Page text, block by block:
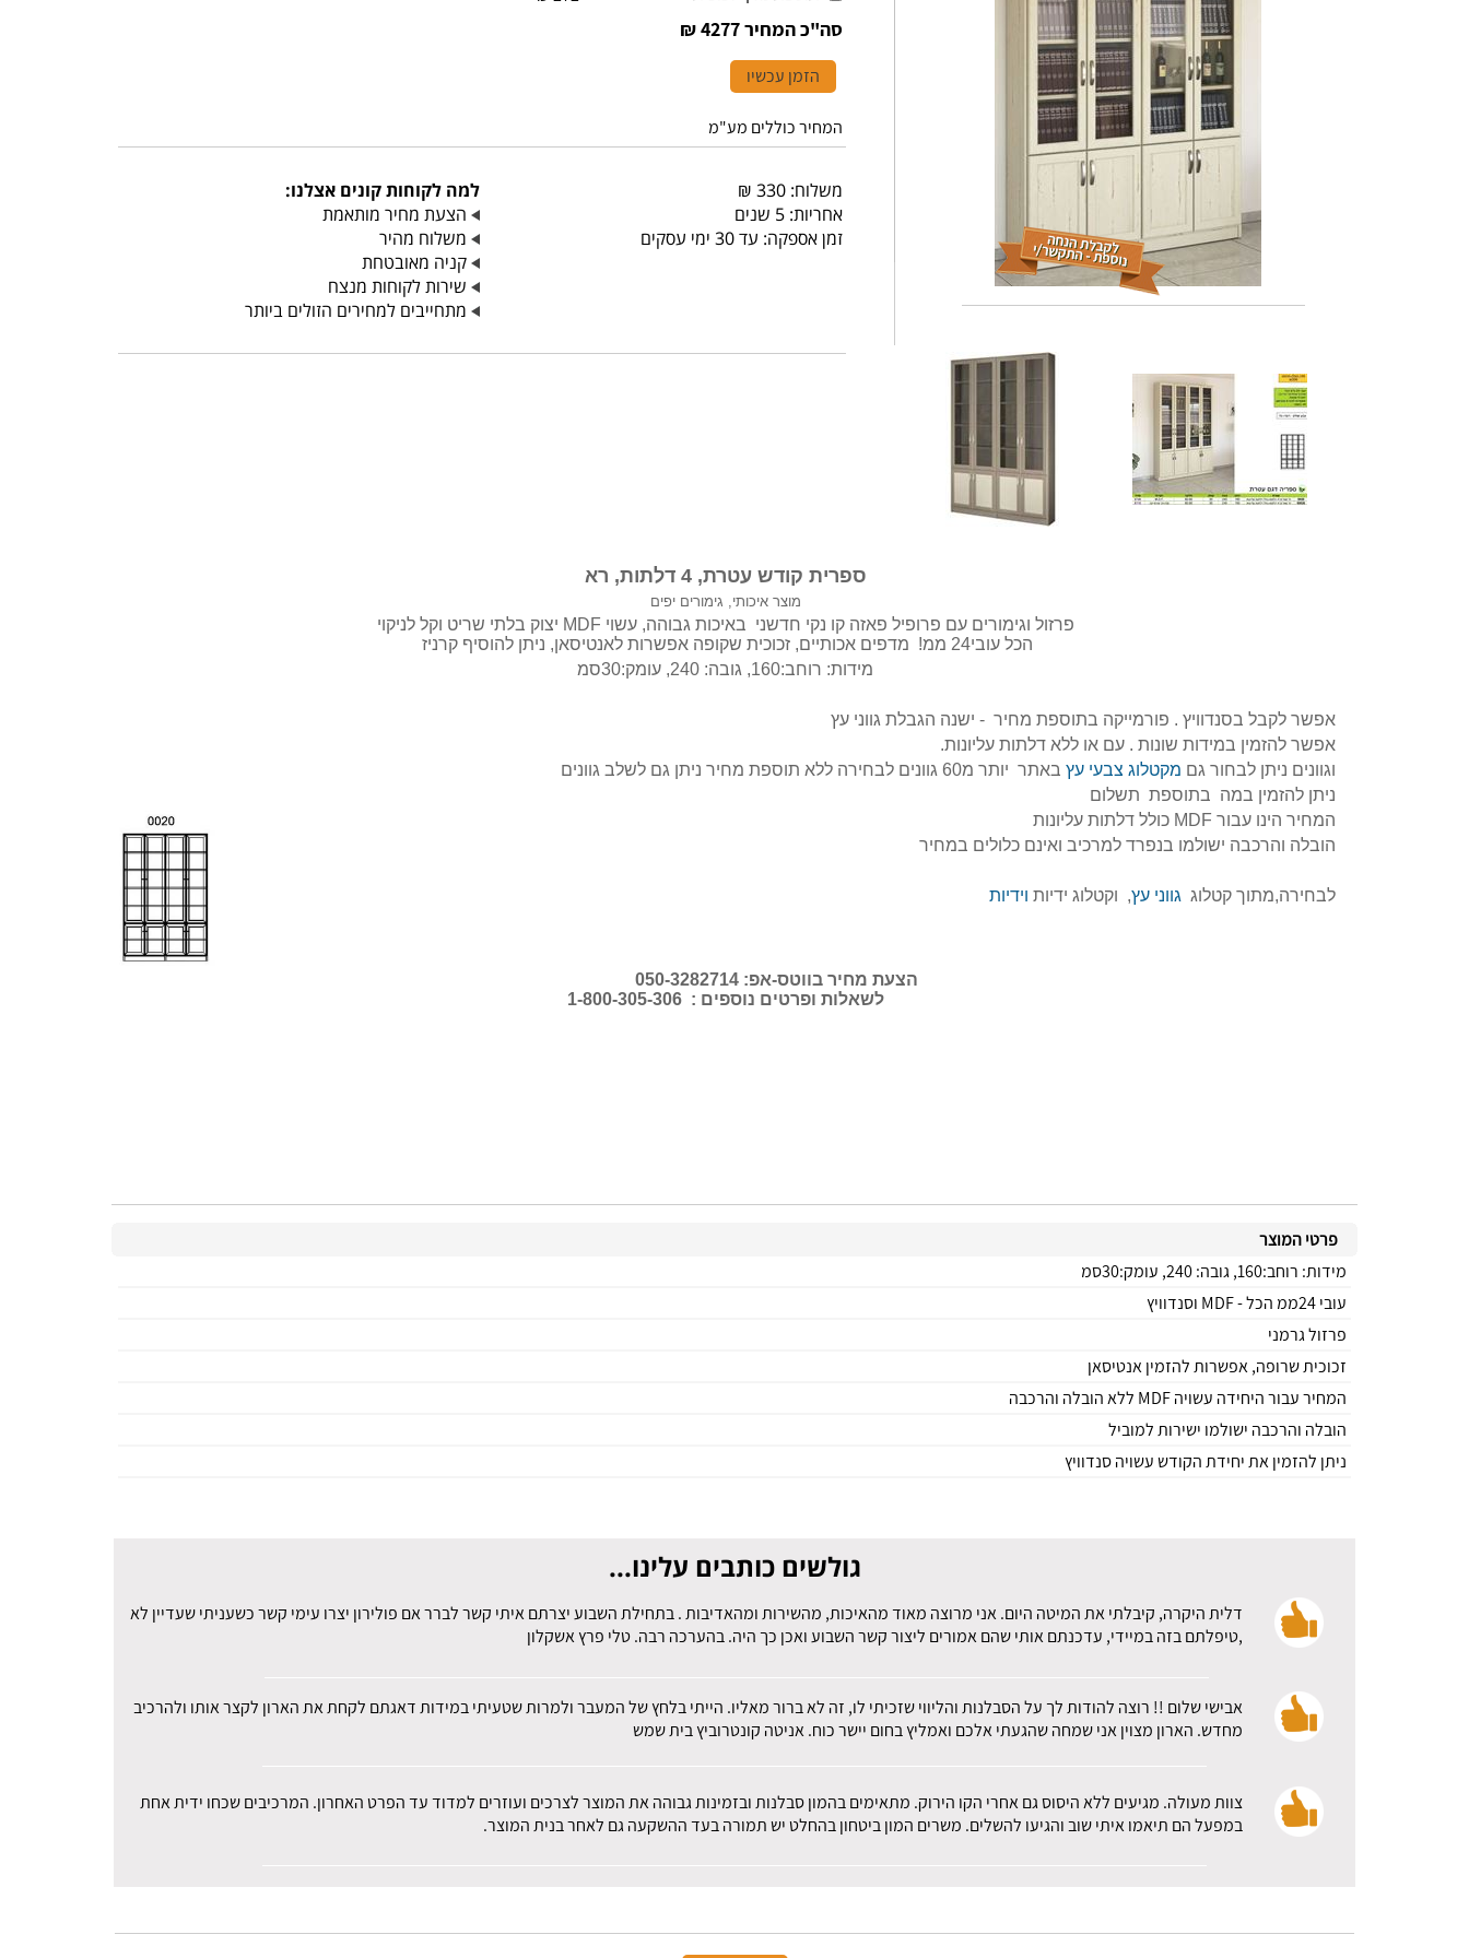
סה"כ המחיר4277 ₪
הזמן עכשיו
המחיר כוללים מע"מ
משלוח: 330 ₪
אחריות: 5 שנים
זמן אספקה: עד 30 ימי עסקים
למה לקוחות קונים אצלנו:
הצעת מחיר מותאמת
משלוח מהיר
קניה מאובטחת
שירות לקוחות מנצח
מתחייבים למחירים הזולים ביותר
ספרית קודש עטרת, 4 דלתות, רא
מוצר איכותי, גימורים יפים
פרזול וגימורים עם פרופיל פאזה קו נקי חדשני באיכות גבוהה, עשוי MDF יצוק בלתי שריט וקל לניקוי
הכל עובי24 ממ! מדפים אכותיים, זכוכית שקופה אפשרות לאנטיסאן, ניתן להוסיף קרניז
מידות: רוחב:160, גובה: 240, עומק:30סמ
אפשר לקבל בסנדוויץ . פורמייקה בתוספת מחיר - ישנה הגבלת גווני עץ
אפשר להזמין במידות שונות . עם או ללא דלתות עליונות.
וגוונים ניתן לבחור גם מקטלוג צבעי עץ באתר יותר מ60 גוונים לבחירה ללא תוספת מחיר ניתן גם לשלב גוונים
ניתן להזמין במה בתוספת תשלום
המחיר הינו עבור MDF כולל דלתות עליונות
הובלה והרכבה ישולמו בנפרד למרכיב ואינם כלולים במחיר
לבחירה,מתוך קטלוג גווני עץ, וקטלוג ידיות וידיות
הצעת מחיר בווטס-אפ: 050-3282714
לשאלות ופרטים נוספים : 1-800-305-306
פרטי המוצר
מידות: רוחב:160, גובה: 240, עומק:30סמ
עובי 24ממ הכל - MDF וסנדוויץ
פרזול גרמני
זכוכית שרופה, אפשרות להזמין אנטיסאן
המחיר עבור היחידה עשויה MDF ללא הובלה והרכבה
הובלה והרכבה ישולמו ישירות למוביל
ניתן להזמין את יחידת הקודש עשויה סנדוויץ
גולשים כותבים עלינו...
דלית היקרה, קיבלתי את המיטה היום. אני מרוצה מאוד מהאיכות, מהשירות ומהאדיבות . בתחילת השבוע יצרתם איתי קשר לברר אם פולירון יצרו עימי קשר כשעניתי שעדיין לא
,טיפלתם בזה במיידי, עדכנתם אותי שהם אמורים ליצור קשר השבוע ואכן כך היה. בהערכה רבה. טלי פרץ אשקלון
אבישי שלום !! רוצה להודות לך על הסבלנות והליווי שזכיתי לו, זה לא ברור מאליו. הייתי בלחץ של המעבר ולמרות שטעיתי במידות דאגתם לקחת את הארון לקצר אותו ולהרכיב
מחדש. הארון מצוין אני שמחה שהגעתי אלכם ואמליץ בחום יישר כוח. אניטה קונטרוביץ בית שמש
צוות מעולה. מגיעים ללא היסוס גם אחרי הקו הירוק. מתאימים בהמון סבלנות ובזמינות גבוהה את המוצר לצרכים ועוזרים למדוד עד הפרט האחרון. המרכיבים שכחו ידית אחת
במפעל הם תיאמו איתי שוב והגיעו להשלים. משרים המון ביטחון בהחלט יש תמורה בעד ההשקעה גם לאחר בנית המוצר.